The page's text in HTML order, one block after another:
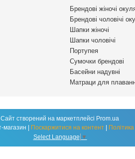
Брендові жіночі
Брендові чоловічі
Шапки жіночі
Шапки чоловічі
Портупея
Сумочки брендові
Басейни надувні
Матраци для
Сайт створений на маркетплейсі Prom.ua
Поскаржитися на контент
Select Language ▼